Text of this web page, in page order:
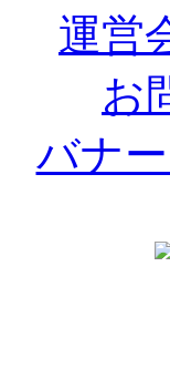
運営
お
バナ